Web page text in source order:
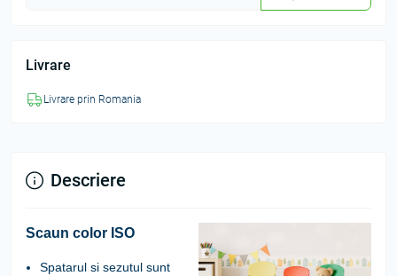
Livrare
Livrare prin Romania
Descriere
Scaun color ISO
Spatarul si sezutul sunt